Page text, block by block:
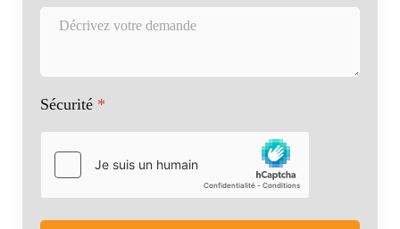
Sécurité *